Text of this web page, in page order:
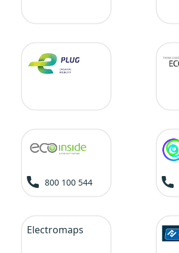
800 100 544
Electromaps